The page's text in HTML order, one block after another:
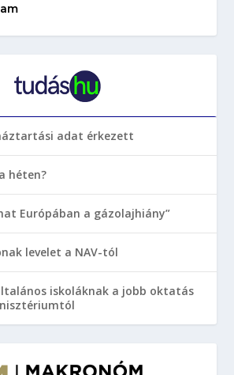
adat érkezett
héten?
Európában a gázolajhiány”
levelet a NAV-tól
iskoláknak a jobb oktatás